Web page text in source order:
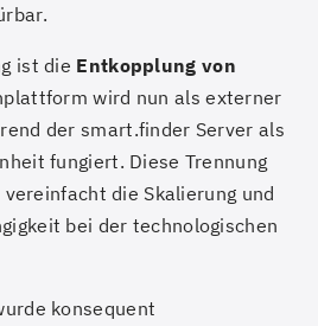
ist die Entkopplung von
wird nun als externer
der smart.finder Server als
fungiert. Diese Trennung
die Skalierung und
bei der technologischen
konsequent